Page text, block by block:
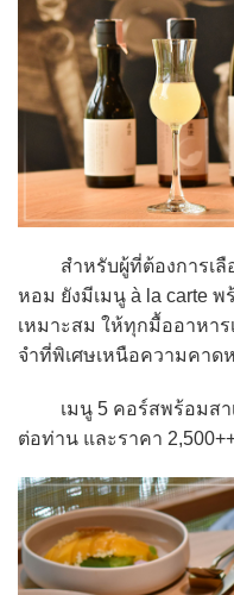
สำหรับผู้ที่ต้องการเลือ
หอม ยังมีเมนู à la carte
เหมาะสม ให้ทุกมื้ออาหา
จำที่พิเศษเหนือความคาด
เมนู 5 คอร์สพร้อมสาเ
ต่อท่าน และราคา